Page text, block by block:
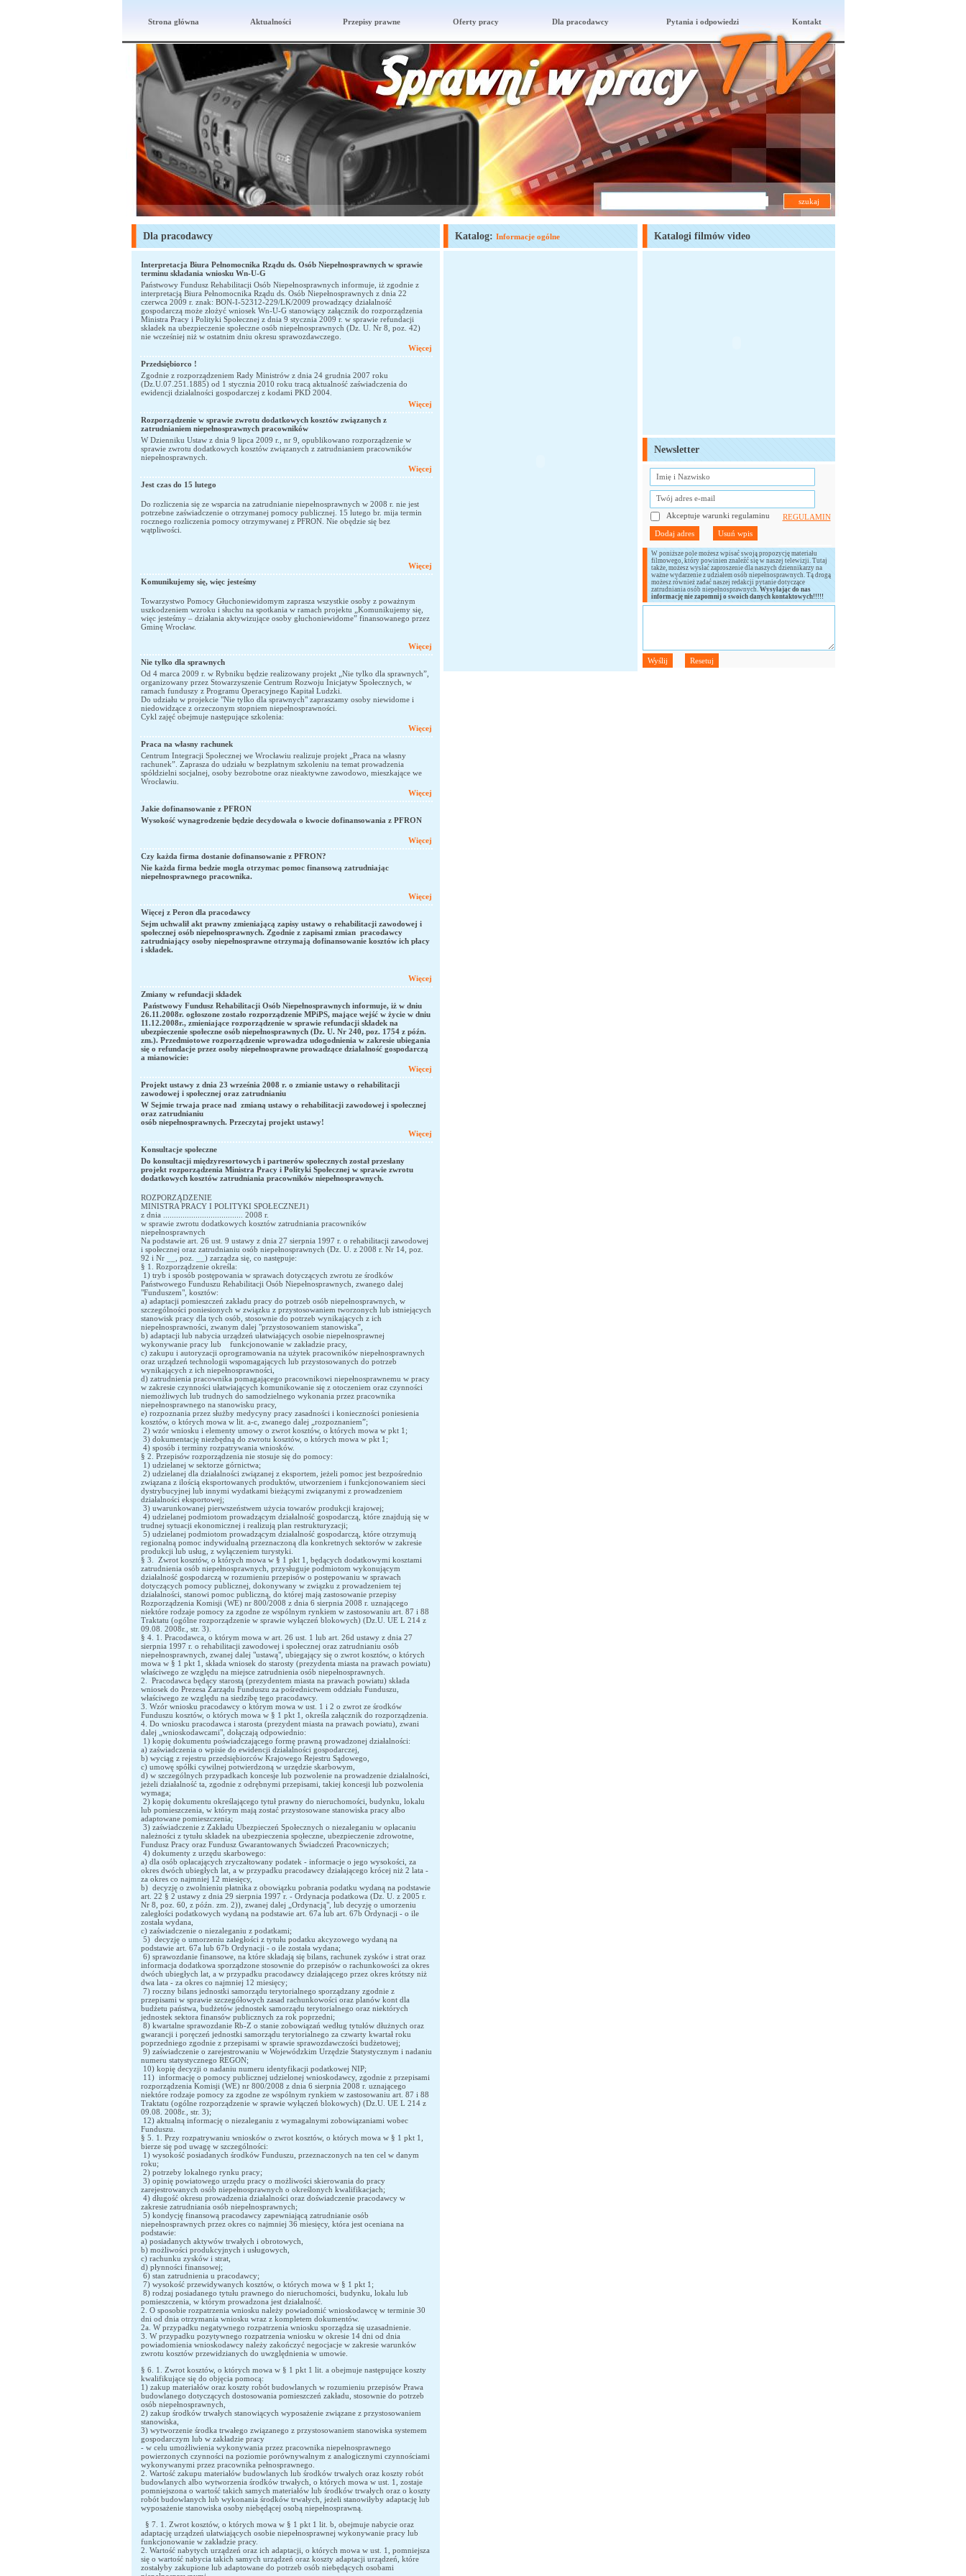
Strona główna Aktualności Przepisy prawne Oferty pracy Dla pracodawcy Pytania i odpowiedzi Kontakt
Dla pracodawcy
Interpretacja Biura Pełnomocnika Rządu ds. Osób Niepełnosprawnych w sprawie
terminu składania wniosku Wn-U-G
Państwowy Fundusz Rehabilitacji Osób Niepełnosprawnych informuje, iż zgodnie z
interpretacją Biura Pełnomocnika Rządu ds. Osób Niepełnosprawnych z dnia 22
czerwca 2009 r. znak: BON-I-52312-229/LK/2009 prowadzący działalność
gospodarczą może złożyć wniosek Wn-U-G stanowiący załącznik do rozporządzenia
Ministra Pracy i Polityki Społecznej z dnia 9 stycznia 2009 r. w sprawie refundacji
składek na ubezpieczenie społeczne osób niepełnosprawnych (Dz. U. Nr 8, poz. 42)
nie wcześniej niż w ostatnim dniu okresu sprawozdawczego.
Więcej
Przedsiębiorco !
Zgodnie z rozporządzeniem Rady Ministrów z dnia 24 grudnia 2007 roku
(Dz.U.07.251.1885) od 1 stycznia 2010 roku tracą aktualność zaświadczenia do
ewidencji działalności gospodarczej z kodami PKD 2004.
Więcej
Rozporządzenie w sprawie zwrotu dodatkowych kosztów związanych z
zatrudnianiem niepełnosprawnych pracowników
W Dzienniku Ustaw z dnia 9 lipca 2009 r., nr 9, opublikowano rozporządzenie w
sprawie zwrotu dodatkowych kosztów związanych z zatrudnianiem pracowników
niepełnosprawnych.
Więcej
Jest czas do 15 lutego
Do rozliczenia się ze wsparcia na zatrudnianie niepełnosprawnych w 2008 r. nie jest
potrzebne zaświadczenie o otrzymanej pomocy publicznej. 15 lutego br. mija termin
rocznego rozliczenia pomocy otrzymywanej z PFRON. Nie obędzie się bez
wątpliwości.
Więcej
Komunikujemy się, więc jesteśmy
Towarzystwo Pomocy Głuchoniewidomym zaprasza wszystkie osoby z poważnym
uszkodzeniem wzroku i słuchu na spotkania w ramach projektu „Komunikujemy się,
więc jesteśmy – działania aktywizujące osoby głuchoniewidome” finansowanego przez
Gminę Wrocław.
Więcej
Nie tylko dla sprawnych
Od 4 marca 2009 r. w Rybniku będzie realizowany projekt „Nie tylko dla sprawnych”,
organizowany przez Stowarzyszenie Centrum Rozwoju Inicjatyw Społecznych, w
ramach funduszy z Programu Operacyjnego Kapitał Ludzki.
Do udziału w projekcie "Nie tylko dla sprawnych" zapraszamy osoby niewidome i
niedowidzące z orzeczonym stopniem niepełnosprawności.
Cykl zajęć obejmuje następujące szkolenia:
Więcej
Praca na własny rachunek
Centrum Integracji Społecznej we Wrocławiu realizuje projekt „Praca na własny
rachunek”. Zaprasza do udziału w bezpłatnym szkoleniu na temat prowadzenia
spółdzielni socjalnej, osoby bezrobotne oraz nieaktywne zawodowo, mieszkające we
Wrocławiu.
Więcej
Jakie dofinansowanie z PFRON
Wysokość wynagrodzenie będzie decydowała o kwocie dofinansowania z PFRON
Więcej
Czy każda firma dostanie dofinansowanie z PFRON?
Nie każda firma bedzie mogła otrzymac pomoc finansową zatrudniając
niepełnosprawnego pracownika.
Więcej
Więcej z Peron dla pracodawcy
Sejm uchwalił akt prawny zmieniającą zapisy ustawy o rehabilitacji zawodowej i
społecznej osób niepełnosprawnych. Zgodnie z zapisami zmian pracodawcy
zatrudniający osoby niepełnosprawne otrzymają dofinansowanie kosztów ich płacy
i składek.
Więcej
Zmiany w refundacji składek
Państwowy Fundusz Rehabilitacji Osób Niepełnosprawnych informuje, iż w dniu
26.11.2008r. ogłoszone zostało rozporządzenie MPiPS, mające wejść w życie w dniu
11.12.2008r., zmieniające rozporządzenie w sprawie refundacji składek na
ubezpieczenie społeczne osób niepełnosprawnych (Dz. U. Nr 240, poz. 1754 z późn.
zm.). Przedmiotowe rozporządzenie wprowadza udogodnienia w zakresie ubiegania
się o refundacje przez osoby niepełnosprawne prowadzące działalność gospodarczą
a mianowicie:
Więcej
Projekt ustawy z dnia 23 września 2008 r. o zmianie ustawy o rehabilitacji
zawodowej i społecznej oraz zatrudnianiu
W Sejmie trwaja prace nad zmianą ustawy o rehabilitacji zawodowej i społecznej
oraz zatrudnianiu
osób niepełnosprawnych. Przeczytaj projekt ustawy!
Więcej
Konsultacje społeczne
Do konsultacji międzyresortowych i partnerów społecznych został przesłany
projekt rozporządzenia Ministra Pracy i Polityki Społecznej w sprawie zwrotu
dodatkowych kosztów zatrudniania pracowników niepełnosprawnych.
ROZPORZĄDZENIE
MINISTRA PRACY I POLITYKI SPOŁECZNEJ1)
z dnia ..................................... 2008 r.
w sprawie zwrotu dodatkowych kosztów zatrudniania pracowników
niepełnosprawnych
Na podstawie art. 26 ust. 9 ustawy z dnia 27 sierpnia 1997 r. o rehabilitacji zawodowej
i społecznej oraz zatrudnianiu osób niepełnosprawnych (Dz. U. z 2008 r. Nr 14, poz.
92 i Nr __, poz. __) zarządza się, co następuje:
§ 1. Rozporządzenie określa:
1) tryb i sposób postępowania w sprawach dotyczących zwrotu ze środków
Państwowego Funduszu Rehabilitacji Osób Niepełnosprawnych, zwanego dalej
"Funduszem", kosztów:
a) adaptacji pomieszczeń zakładu pracy do potrzeb osób niepełnosprawnych, w
szczególności poniesionych w związku z przystosowaniem tworzonych lub istniejących
stanowisk pracy dla tych osób, stosownie do potrzeb wynikających z ich
niepełnosprawności, zwanym dalej "przystosowaniem stanowiska”,
b) adaptacji lub nabycia urządzeń ułatwiających osobie niepełnosprawnej
wykonywanie pracy lub funkcjonowanie w zakładzie pracy,
c) zakupu i autoryzacji oprogramowania na użytek pracowników niepełnosprawnych
oraz urządzeń technologii wspomagających lub przystosowanych do potrzeb
wynikających z ich niepełnosprawności,
d) zatrudnienia pracownika pomagającego pracownikowi niepełnosprawnemu w pracy
w zakresie czynności ułatwiających komunikowanie się z otoczeniem oraz czynności
niemożliwych lub trudnych do samodzielnego wykonania przez pracownika
niepełnosprawnego na stanowisku pracy,
e) rozpoznania przez służby medycyny pracy zasadności i konieczności poniesienia
kosztów, o których mowa w lit. a-c, zwanego dalej „rozpoznaniem”;
2) wzór wniosku i elementy umowy o zwrot kosztów, o których mowa w pkt 1;
3) dokumentację niezbędną do zwrotu kosztów, o których mowa w pkt 1;
4) sposób i terminy rozpatrywania wniosków.
§ 2. Przepisów rozporządzenia nie stosuje się do pomocy:
1) udzielanej w sektorze górnictwa;
2) udzielanej dla działalności związanej z eksportem, jeżeli pomoc jest bezpośrednio
związana z ilością eksportowanych produktów, utworzeniem i funkcjonowaniem sieci
dystrybucyjnej lub innymi wydatkami bieżącymi związanymi z prowadzeniem
działalności eksportowej;
3) uwarunkowanej pierwszeństwem użycia towarów produkcji krajowej;
4) udzielanej podmiotom prowadzącym działalność gospodarczą, które znajdują się w
trudnej sytuacji ekonomicznej i realizują plan restrukturyzacji;
5) udzielanej podmiotom prowadzącym działalność gospodarczą, które otrzymują
regionalną pomoc indywidualną przeznaczoną dla konkretnych sektorów w zakresie
produkcji lub usług, z wyłączeniem turystyki.
§ 3. Zwrot kosztów, o których mowa w § 1 pkt 1, będących dodatkowymi kosztami
zatrudnienia osób niepełnosprawnych, przysługuje podmiotom wykonującym
działalność gospodarczą w rozumieniu przepisów o postępowaniu w sprawach
dotyczących pomocy publicznej, dokonywany w związku z prowadzeniem tej
działalności, stanowi pomoc publiczną, do której mają zastosowanie przepisy
Rozporządzenia Komisji (WE) nr 800/2008 z dnia 6 sierpnia 2008 r. uznającego
niektóre rodzaje pomocy za zgodne ze wspólnym rynkiem w zastosowaniu art. 87 i 88
Traktatu (ogólne rozporządzenie w sprawie wyłączeń blokowych) (Dz.U. UE L 214 z
09.08. 2008r., str. 3).
§ 4. 1. Pracodawca, o którym mowa w art. 26 ust. 1 lub art. 26d ustawy z dnia 27
sierpnia 1997 r. o rehabilitacji zawodowej i społecznej oraz zatrudnianiu osób
niepełnosprawnych, zwanej dalej "ustawą", ubiegający się o zwrot kosztów, o których
mowa w § 1 pkt 1, składa wniosek do starosty (prezydenta miasta na prawach powiatu)
właściwego ze względu na miejsce zatrudnienia osób niepełnosprawnych.
2. Pracodawca będący starostą (prezydentem miasta na prawach powiatu) składa
wniosek do Prezesa Zarządu Funduszu za pośrednictwem oddziału Funduszu,
właściwego ze względu na siedzibę tego pracodawcy.
3. Wzór wniosku pracodawcy o którym mowa w ust. 1 i 2 o zwrot ze środków
Funduszu kosztów, o których mowa w § 1 pkt 1, określa załącznik do rozporządzenia.
4. Do wniosku pracodawca i starosta (prezydent miasta na prawach powiatu), zwani
dalej „wnioskodawcami", dołączają odpowiednio:
1) kopię dokumentu poświadczającego formę prawną prowadzonej działalności:
a) zaświadczenia o wpisie do ewidencji działalności gospodarczej,
b) wyciąg z rejestru przedsiębiorców Krajowego Rejestru Sądowego,
c) umowę spółki cywilnej potwierdzoną w urzędzie skarbowym,
d) w szczególnych przypadkach koncesje lub pozwolenie na prowadzenie działalności,
jeżeli działalność ta, zgodnie z odrębnymi przepisami, takiej koncesji lub pozwolenia
wymaga;
2) kopię dokumentu określającego tytuł prawny do nieruchomości, budynku, lokalu
lub pomieszczenia, w którym mają zostać przystosowane stanowiska pracy albo
adaptowane pomieszczenia;
3) zaświadczenie z Zakładu Ubezpieczeń Społecznych o niezaleganiu w opłacaniu
należności z tytułu składek na ubezpieczenia społeczne, ubezpieczenie zdrowotne,
Fundusz Pracy oraz Fundusz Gwarantowanych Świadczeń Pracowniczych;
4) dokumenty z urzędu skarbowego:
a) dla osób opłacających zryczałtowany podatek - informacje o jego wysokości, za
okres dwóch ubiegłych lat, a w przypadku pracodawcy działającego krócej niż 2 lata -
za okres co najmniej 12 miesięcy,
b) decyzję o zwolnieniu płatnika z obowiązku pobrania podatku wydaną na podstawie
art. 22 § 2 ustawy z dnia 29 sierpnia 1997 r. - Ordynacja podatkowa (Dz. U. z 2005 r.
Nr 8, poz. 60, z późn. zm. 2)), zwanej dalej „Ordynacją", lub decyzję o umorzeniu
zaległości podatkowych wydaną na podstawie art. 67a lub art. 67b Ordynacji - o ile
została wydana,
c) zaświadczenie o niezaleganiu z podatkami;
5) decyzję o umorzeniu zaległości z tytułu podatku akcyzowego wydaną na
podstawie art. 67a lub 67b Ordynacji - o ile została wydana;
6) sprawozdanie finansowe, na które składają się bilans, rachunek zysków i strat oraz
informacja dodatkowa sporządzone stosownie do przepisów o rachunkowości za okres
dwóch ubiegłych lat, a w przypadku pracodawcy działającego przez okres krótszy niż
dwa lata - za okres co najmniej 12 miesięcy;
7) roczny bilans jednostki samorządu terytorialnego sporządzany zgodnie z
przepisami w sprawie szczegółowych zasad rachunkowości oraz planów kont dla
budżetu państwa, budżetów jednostek samorządu terytorialnego oraz niektórych
jednostek sektora finansów publicznych za rok poprzedni;
8) kwartalne sprawozdanie Rb-Z o stanie zobowiązań według tytułów dłużnych oraz
gwarancji i poręczeń jednostki samorządu terytorialnego za czwarty kwartał roku
poprzedniego zgodnie z przepisami w sprawie sprawozdawczości budżetowej;
9) zaświadczenie o zarejestrowaniu w Wojewódzkim Urzędzie Statystycznym i nadaniu
numeru statystycznego REGON;
10) kopię decyzji o nadaniu numeru identyfikacji podatkowej NIP;
11) informację o pomocy publicznej udzielonej wnioskodawcy, zgodnie z przepisami
rozporządzenia Komisji (WE) nr 800/2008 z dnia 6 sierpnia 2008 r. uznającego
niektóre rodzaje pomocy za zgodne ze wspólnym rynkiem w zastosowaniu art. 87 i 88
Traktatu (ogólne rozporządzenie w sprawie wyłączeń blokowych) (Dz.U. UE L 214 z
09.08. 2008r., str. 3);
12) aktualną informację o niezaleganiu z wymagalnymi zobowiązaniami wobec
Funduszu.
§ 5. 1. Przy rozpatrywaniu wniosków o zwrot kosztów, o których mowa w § 1 pkt 1,
bierze się pod uwagę w szczególności:
1) wysokość posiadanych środków Funduszu, przeznaczonych na ten cel w danym
roku;
2) potrzeby lokalnego rynku pracy;
3) opinię powiatowego urzędu pracy o możliwości skierowania do pracy
zarejestrowanych osób niepełnosprawnych o określonych kwalifikacjach;
4) długość okresu prowadzenia działalności oraz doświadczenie pracodawcy w
zakresie zatrudniania osób niepełnosprawnych;
5) kondycję finansową pracodawcy zapewniającą zatrudnianie osób
niepełnosprawnych przez okres co najmniej 36 miesięcy, która jest oceniana na
podstawie:
a) posiadanych aktywów trwałych i obrotowych,
b) możliwości produkcyjnych i usługowych,
c) rachunku zysków i strat,
d) płynności finansowej;
6) stan zatrudnienia u pracodawcy;
7) wysokość przewidywanych kosztów, o których mowa w § 1 pkt 1;
8) rodzaj posiadanego tytułu prawnego do nieruchomości, budynku, lokalu lub
pomieszczenia, w którym prowadzona jest działalność.
2. O sposobie rozpatrzenia wniosku należy powiadomić wnioskodawcę w terminie 30
dni od dnia otrzymania wniosku wraz z kompletem dokumentów.
2a. W przypadku negatywnego rozpatrzenia wniosku sporządza się uzasadnienie.
3. W przypadku pozytywnego rozpatrzenia wniosku w okresie 14 dni od dnia
powiadomienia wnioskodawcy należy zakończyć negocjacje w zakresie warunków
zwrotu kosztów przewidzianych do uwzględnienia w umowie.
§ 6. 1. Zwrot kosztów, o których mowa w § 1 pkt 1 lit. a obejmuje następujące koszty
kwalifikujące się do objęcia pomocą:
1) zakup materiałów oraz koszty robót budowlanych w rozumieniu przepisów Prawa
budowlanego dotyczących dostosowania pomieszczeń zakładu, stosownie do potrzeb
osób niepełnosprawnych,
2) zakup środków trwałych stanowiących wyposażenie związane z przystosowaniem
stanowiska,
3) wytworzenie środka trwałego związanego z przystosowaniem stanowiska systemem
gospodarczym lub w zakładzie pracy
- w celu umożliwienia wykonywania przez pracownika niepełnosprawnego
powierzonych czynności na poziomie porównywalnym z analogicznymi czynnościami
wykonywanymi przez pracownika pełnosprawnego.
2. Wartość zakupu materiałów budowlanych lub środków trwałych oraz koszty robót
budowlanych albo wytworzenia środków trwałych, o których mowa w ust. 1, zostaje
pomniejszona o wartość takich samych materiałów lub środków trwałych oraz o koszty
robót budowlanych lub wykonania środków trwałych, jeżeli stanowiłyby adaptację lub
wyposażenie stanowiska osoby niebędącej osobą niepełnosprawną.
§ 7. 1. Zwrot kosztów, o których mowa w § 1 pkt 1 lit. b, obejmuje nabycie oraz
adaptację urządzeń ułatwiających osobie niepełnosprawnej wykonywanie pracy lub
funkcjonowanie w zakładzie pracy.
2. Wartość nabytych urządzeń oraz ich adaptacji, o których mowa w ust. 1, pomniejsza
się o wartość nabycia takich samych urządzeń oraz koszty adaptacji urządzeń, które
zostałyby zakupione lub adaptowane do potrzeb osób niebędących osobami
Katalog: Informacje ogólne Katalogi filmów video
Newsletter
Akceptuje warunki regulaminu REGULAMIN
W poniższe pole możesz wpisać swoją propozycję materiału
filmowego, który powinien znaleźć się w naszej telewizji. Tutaj
także, możesz wysłać zaproszenie dla naszych dziennikarzy na
ważne wydarzenie z udziałem osób niepełnosprawnych. Tą drogą
możesz również zadać naszej redakcji pytanie dotyczące
zatrudniania osób niepełnosprawnych. Wysyłając do nas
informację nie zapomnij o swoich danych kontaktowych!!!!!